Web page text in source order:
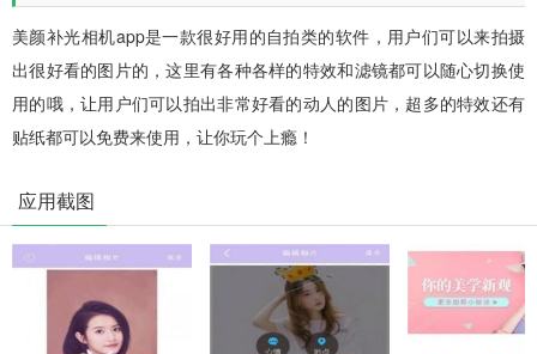
美颜补光相机app是一款很好用的自拍类的软件，用户们可以来拍摄
出很好看的图片的，这里有各种各样的特效和滤镜都可以随心切换使
用的哦，让用户们可以拍出非常好看的动人的图片，超多的特效还有
贴纸都可以免费来使用，让你玩个上瘾！
应用截图